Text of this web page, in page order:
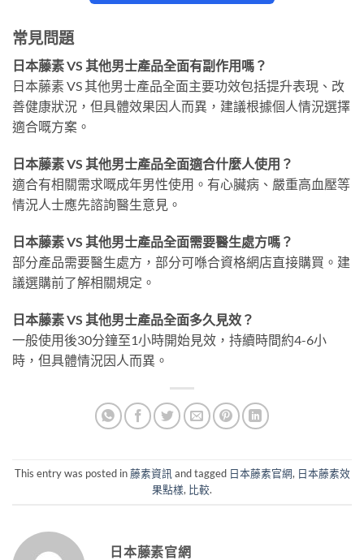
常見問題
日本藤素 VS 其他男士產品全面有副作用嗎？
日本藤素 VS 其他男士產品全面主要功效包括提升表現、改
善健康狀況，但具體效果因人而異，建議根據個人情況選擇
適合嘅方案。
日本藤素 VS 其他男士產品全面適合什麼人使用？
適合有相關需求嘅成年男性使用。有心臟病、嚴重高血壓等
情況人士應先諮詢醫生意見。
日本藤素 VS 其他男士產品全面需要醫生處方嗎？
部分產品需要醫生處方，部分可喺合資格網店直接購買。建
議選購前了解相關規定。
日本藤素 VS 其他男士產品全面多久見效？
一般使用後30分鐘至1小時開始見效，持續時間約4-6小
時，但具體情況因人而異。
This entry was posted in藤素資訊 and tagged 日本藤素官網, 日本藤素效
果點樣, 比較.
日本藤素官網